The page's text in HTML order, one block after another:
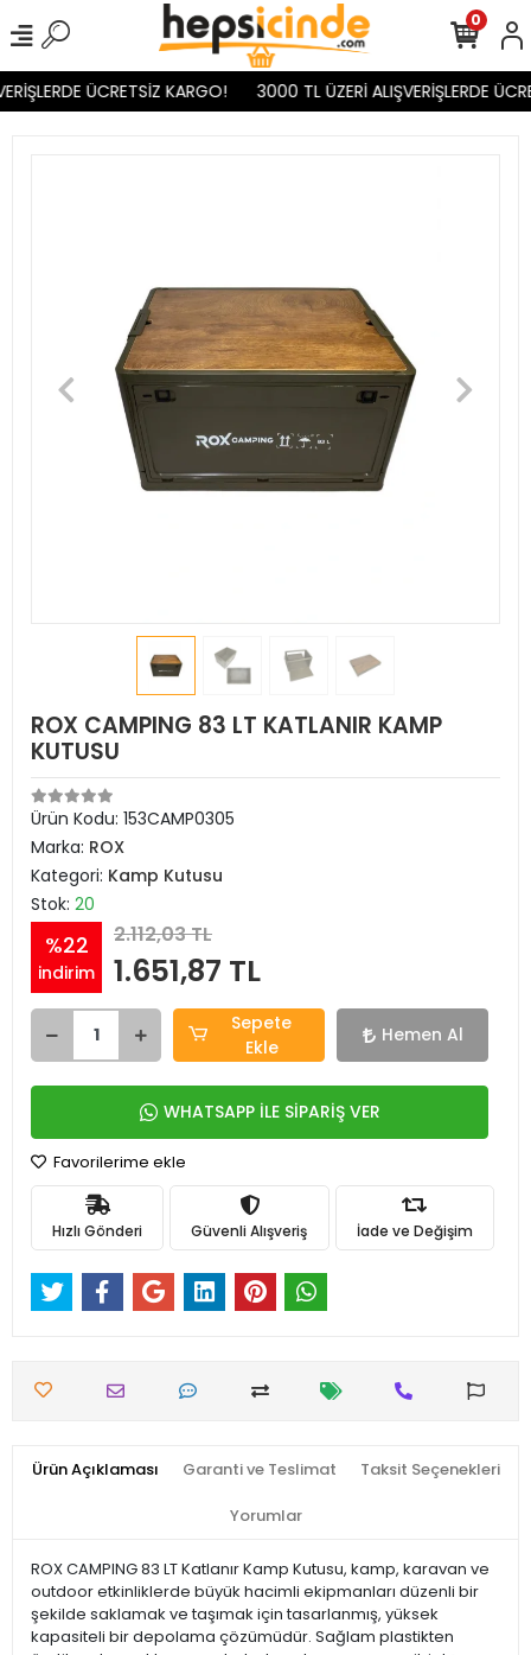
ÜCRETSİZ KARGO! 3000 TL ÜZERİ ALIŞVERİŞLERDE
0
ROX CAMPING 83 LT KATLANIR KAMP
KUTUSU
Ürün Kodu: 153CAMP0305
Marka: ROX
Kategori: Kamp Kutusu
Stok: 20
%22
indirim
2.112,03 TL
1.651,87 TL
Sepete
Ekle
Hemen Al
WHATSAPP İLE SİPARİŞ VER
Favorilerime ekle
Hızlı Gönderi Güvenli Alışveriş İade ve Değişim
Ürün Açıklaması Garanti ve Teslimat Taksit Seçenekleri
Yorumlar
ROX CAMPING 83 LT Katlanır Kamp Kutusu, kamp, karavan ve
outdoor etkinliklerde büyük hacimli ekipmanları düzenli bir
şekilde saklamak ve taşımak için tasarlanmış, yüksek
kapasiteli bir depolama çözümüdür. Sağlam plastikten